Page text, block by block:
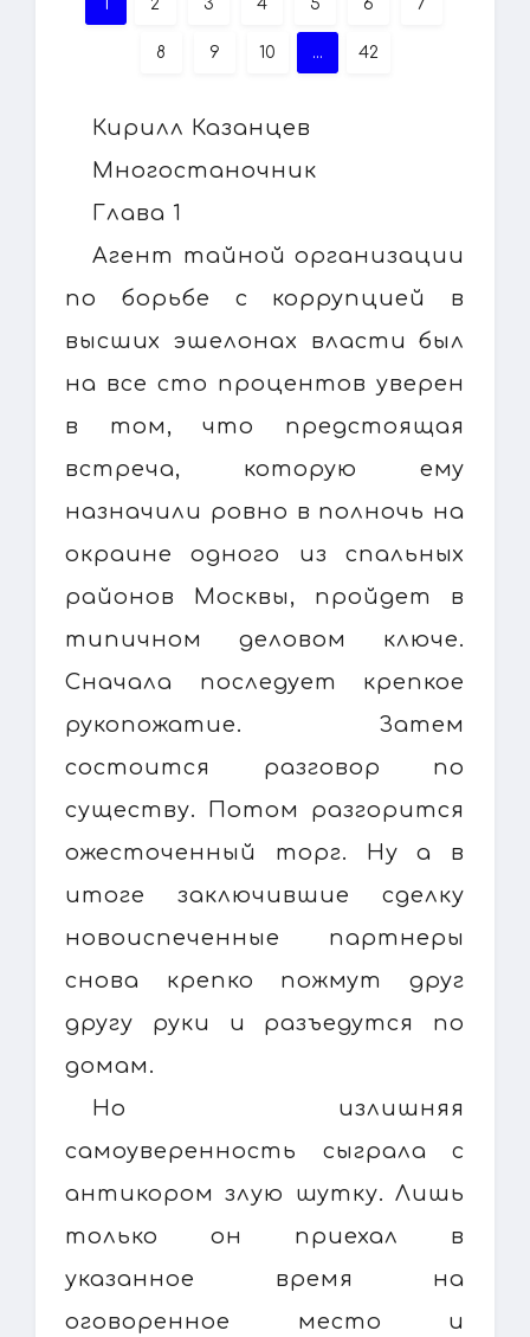
1 2 3 4 5 6 7
8 9 10 ... 42
Кирилл Казанцев
Многостаночник
Глава 1
Агент тайной организации
по борьбе с коррупцией в
высших эшелонах власти был
на все сто процентов уверен
в том, что предстоящая
встреча, которую ему
назначили ровно в полночь на
окраине одного из спальных
районов Москвы, пройдет в
типичном деловом ключе.
Сначала последует крепкое
рукопожатие. Затем
состоится разговор по
существу. Потом разгорится
ожесточенный торг. Ну а в
итоге заключившие сделку
новоиспеченные партнеры
снова крепко пожмут друг
другу руки и разъедутся по
домам.
Но излишняя
самоуверенность сыграла с
антикором злую шутку. Лишь
только он приехал в
указанное время на
оговоренное место и